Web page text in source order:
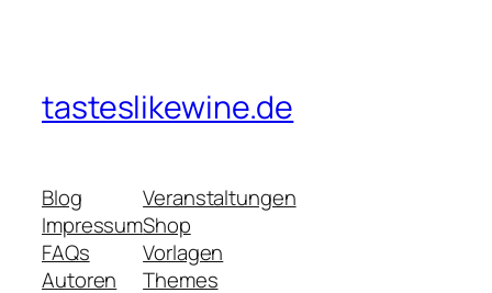
tasteslikewine.de
Blog
Impressum
FAQs
Autoren
Veranstaltungen
Shop
Vorlagen
Themes